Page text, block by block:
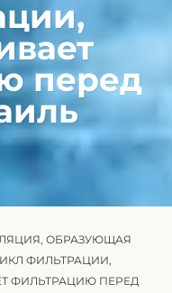
перед
ОБРАЗУЮЩАЯ
ФИЛЬТРАЦИИ,
ФИЛЬТРАЦИЮ ПЕРЕД